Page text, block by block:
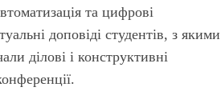
та цифрові
доповіді студентів, з якими
ділові і конструктивні